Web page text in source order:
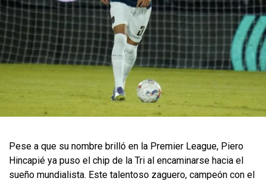
Pese a que su nombre brilló en la Premier League, Piero
Hincapié ya puso el chip de la Tri al encaminarse hacia el
sueño mundialista. Este talentoso zaguero, campeón con el